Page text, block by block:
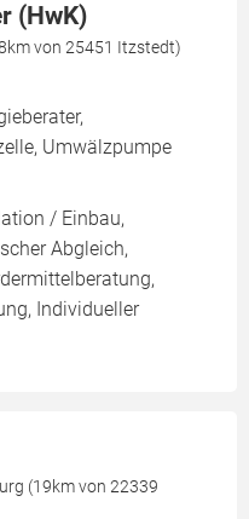
(HwK)
von 25451 Itzstedt)
Umwälzpumpe
/ Einbau,
Abgleich,
Individueller
(19km von 22339